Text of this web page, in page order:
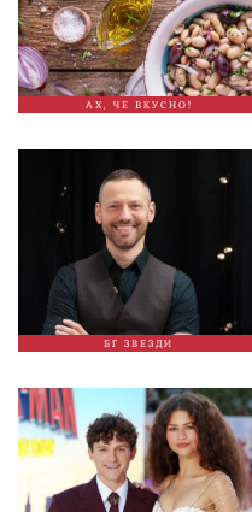
АХ, ЧЕ ВКУСНО!
БГ ЗВЕЗДИ